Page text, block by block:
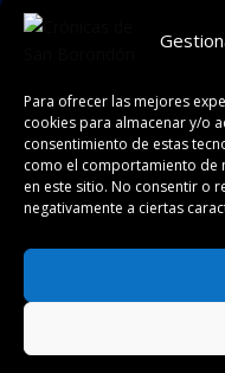
Para ofrecer las mejores
cookies para almacenar y/o
consentimiento de estas
como el comportamiento de
en este sitio. No consentir o
negativamente a ciertas
Política de cookies